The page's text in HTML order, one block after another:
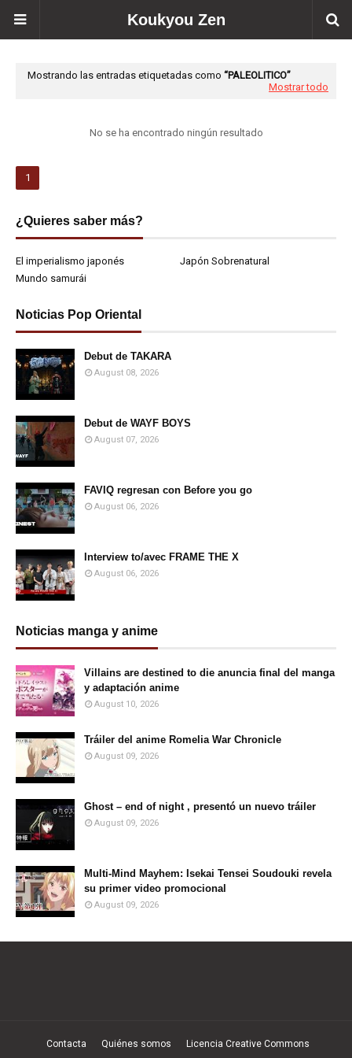
Koukyou Zen
Mostrando las entradas etiquetadas como
PALEOLITICO
Mostrar todo
No se ha encontrado ningún resultado
1
¿Quieres saber más?
El imperialismo japonés
Japón Sobrenatural
Mundo samurái
Noticias Pop Oriental
Debut de TAKARA
August 08, 2026
Debut de WAYF BOYS
August 07, 2026
FAVIQ regresan con Before you go
August 06, 2026
Interview to/avec FRAME THE X
August 06, 2026
Noticias manga y anime
Villains are destined to die anuncia final del manga
y adaptación anime
August 10, 2026
Tráiler del anime Romelia War Chronicle
August 09, 2026
Ghost – end of night , presentó un nuevo tráiler
August 09, 2026
Multi-Mind Mayhem: Isekai Tensei Soudouki revela
su primer video promocional
August 09, 2026
Contacta Quiénes somos Licencia Creative Commons